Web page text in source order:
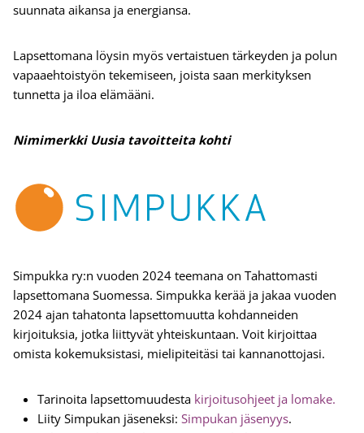
suunnata aikansa ja energiansa.
Lapsettomana löysin myös vertaistuen tärkeyden ja polun
vapaaehtoistyön tekemiseen, joista saan merkityksen
tunnetta ja iloa elämääni.
Nimimerkki Uusia tavoitteita kohti
Simpukka ry:n vuoden 2024 teemana on Tahattomasti
lapsettomana Suomessa. Simpukka kerää ja jakaa vuoden
2024 ajan tahatonta lapsettomuutta kohdanneiden
kirjoituksia, jotka liittyvät yhteiskuntaan. Voit kirjoittaa
omista kokemuksistasi, mielipiteitäsi tai kannanottojasi.
Tarinoita lapsettomuudesta kirjoitusohjeet ja lomake.
Liity Simpukan jäseneksi: Simpukan jäsenyys.